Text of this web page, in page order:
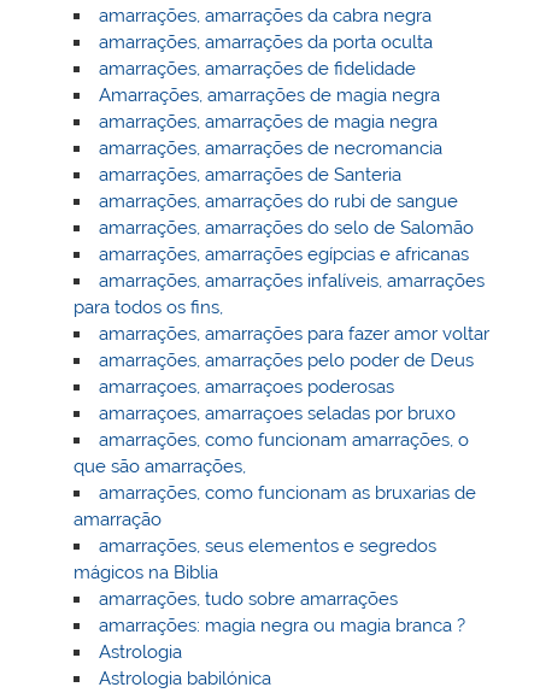
amarrações, amarrações da cabra negra
amarrações, amarrações da porta oculta
amarrações, amarrações de fidelidade
Amarrações, amarrações de magia negra
amarrações, amarrações de magia negra
amarrações, amarrações de necromancia
amarrações, amarrações de Santeria
amarrações, amarrações do rubi de sangue
amarrações, amarrações do selo de Salomão
amarrações, amarrações egípcias e africanas
amarrações, amarrações infalíveis, amarrações
para todos os fins,
amarrações, amarrações para fazer amor voltar
amarrações, amarrações pelo poder de Deus
amarraçoes, amarraçoes poderosas
amarraçoes, amarraçoes seladas por bruxo
amarrações, como funcionam amarrações, o
que são amarrações,
amarrações, como funcionam as bruxarias de
amarração
amarrações, seus elementos e segredos
mágicos na Biblia
amarrações, tudo sobre amarrações
amarrações: magia negra ou magia branca ?
Astrologia
Astrologia babilónica